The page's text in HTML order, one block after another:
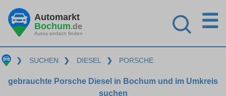
Automarkt
Bochum.de
Autos einfach finden
☰
❯ SUCHEN ❯ DIESEL ❯ PORSCHE
gebrauchte Porsche Diesel in Bochum und im Umkreis
suchen